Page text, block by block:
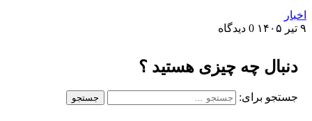
اخبار
۹ تیر ۱۴۰۵
0 دیدگاه
دنبال چه چیزی هستید ؟
جستجو برای: